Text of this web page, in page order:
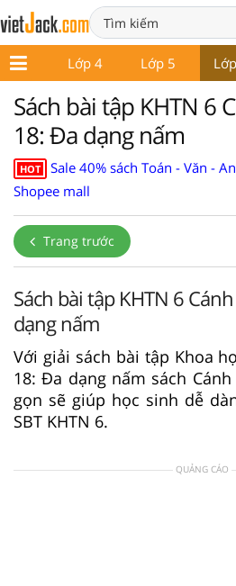
3 Lớp 4 Lớp 5
Sách bài tập KHTN 6
18: Đa dạng nấm
HOT
Sale 40% sách Toán - Văn -
Shopee mall
Trang trước
Sách bài tập KHTN 6
dạng nấm
Với giải sách bài tập Khoa
18: Đa dạng nấm sách
gọn sẽ giúp học sinh dễ
SBT KHTN 6.
QUẢNG CÁO